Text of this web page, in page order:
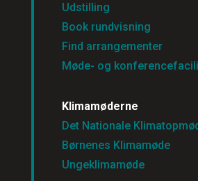
Udstilling
Book rundvisning
Find arrangementer
Møde- og
Klimamøderne
Det Nationale
Børnenes Klimamøde
Ungeklimamøde